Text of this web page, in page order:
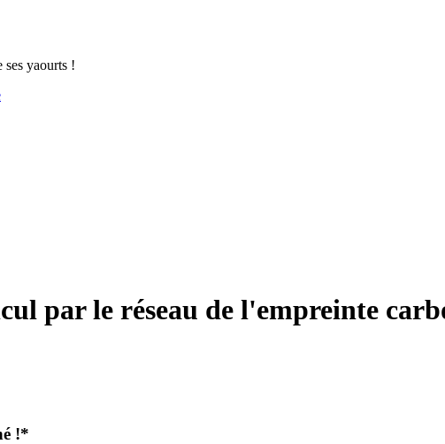
yaourts !
par le réseau de l'empreinte
!*